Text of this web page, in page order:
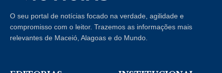
O seu portal de notícias focado na verdade, agilidade e
compromisso com o leitor. Trazemos as informações mais
relevantes de Maceió, Alagoas e do Mundo.